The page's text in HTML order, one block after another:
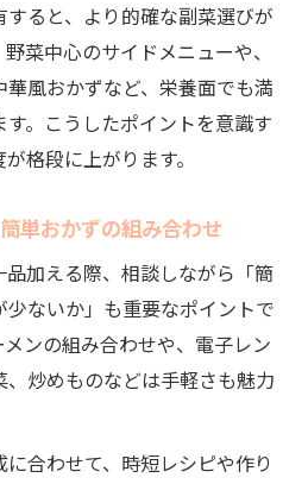
ると、より的確な副菜選びが
菜中心のサイドメニューや、
風おかずなど、栄養面でも満
。こうしたポイントを意識す
格段に上がります。
単おかずの組み合わせ
加える際、相談しながら「簡
ないか」も重要なポイントで
ンの組み合わせや、電子レン
炒めものなどは手軽さも魅力
合わせて、時短レシピや作り